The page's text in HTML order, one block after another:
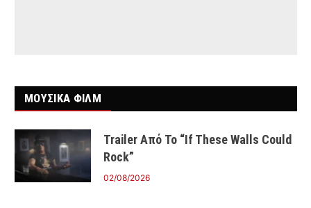
ΜΟΥΣΙΚΑ ΦΙΛΜ
Trailer Από Το “If These Walls Could
Rock”
02/08/2026